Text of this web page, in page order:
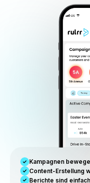
Berichte &
Leistung,
einer Ansicht
Für moderne